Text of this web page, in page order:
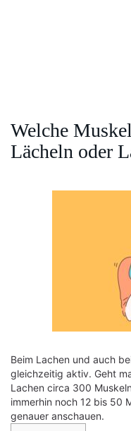
Welche
Lächeln oder
Beim Lachen und auch
gleichzeitig aktiv. Geht
Lachen circa 300
immerhin noch 12 bis 50
genauer anschauen.